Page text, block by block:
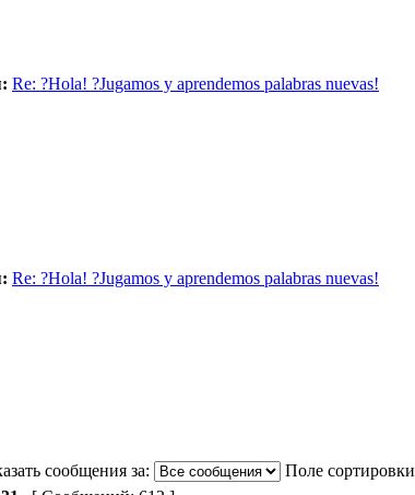
Re: ?Hola! ?Jugamos y aprendemos palabras nuevas!
Re: ?Hola! ?Jugamos y aprendemos palabras nuevas!
сообщения за:
Поле сортировки